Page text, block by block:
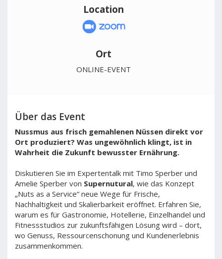
Über das Event
Nussmus aus frisch gemahlenen Nüssen direkt vor
Ort produziert? Was ungewöhnlich klingt, ist in
Wahrheit die Zukunft bewusster Ernährung.
Diskutieren Sie im Expertentalk mit Timo Sperber und
Amelie Sperber von Supernutural, wie das Konzept
„Nuts as a Service“ neue Wege für Frische,
Nachhaltigkeit und Skalierbarkeit eröffnet. Erfahren Sie,
warum es für Gastronomie, Hotellerie, Einzelhandel und
Fitnessstudios zur zukunftsfähigen Lösung wird – dort,
wo Genuss, Ressourcenschonung und Kundenerlebnis
zusammenkommen.
Location
Ort
ONLINE-EVENT